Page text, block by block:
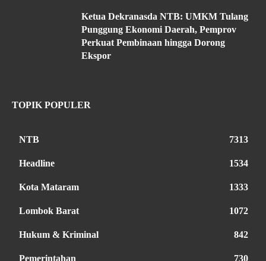
Ketua Dekranasda NTB: UMKM Tulang
Punggung Ekonomi Daerah, Pemprov
Perkuat Pembinaan hingga Dorong
Ekspor
TOPIK POPULER
NTB 7313
Headline 1534
Kota Mataram 1333
Lombok Barat 1072
Hukum & Kriminal 842
Pemerintahan 730